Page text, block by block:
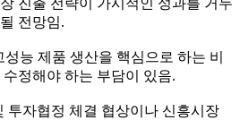
진출 전략이 가시적인 성과를 거두
전망임.
능 제품 생산을 핵심으로 하는 비
정해야 하는 부담이 있음.
투자협정 체결 협상이나 신흥시장